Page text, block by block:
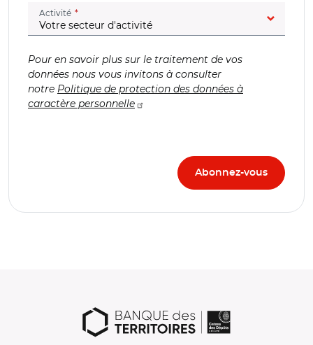
Activité (champ obligatoire)
Pour en savoir plus sur le traitement de vos
données nous vous invitons à consulter
notre Politique de protection des données à
caractère personnelle